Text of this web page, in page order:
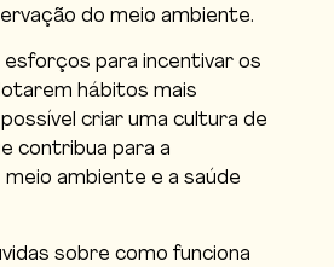
do meio ambiente.
para incentivar os
hábitos mais
criar uma cultura de
contribua para a
ambiente e a saúde
sobre como funciona